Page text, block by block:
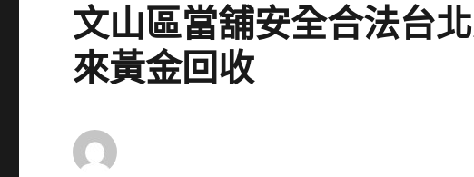
文山區當舖安全合法台
來黃金回收